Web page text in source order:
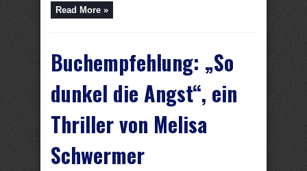
Read More »
Buchempfehlung: „So
dunkel die Angst“, ein
Thriller von Melisa
Schwermer